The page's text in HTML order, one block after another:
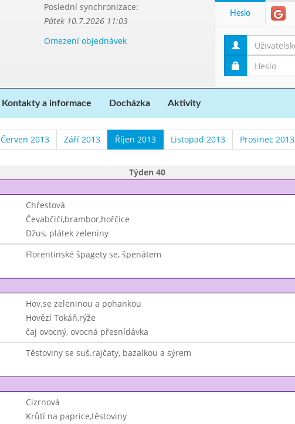
Poslední synchronizace:
Pátek 10.7.2026 11:03
Omezení objednávek
Heslo
Kontakty a informace Docházka Aktivity
Červen 2013 Září 2013 Říjen 2013 Listopad 2013 Prosinec 2013
Týden 40
Chřestová
Čevabčičí,brambor,hořčice
Džus, plátek zeleniny
Florentinské špagety se, špenátem
Hov.se zeleninou a pohankou
Hovězí Tokáň,rýže
čaj ovocný, ovocná přesnídávka
Těstoviny se suš.rajčaty, bazalkou a sýrem
Cizrnová
Krůtí na paprice,těstoviny